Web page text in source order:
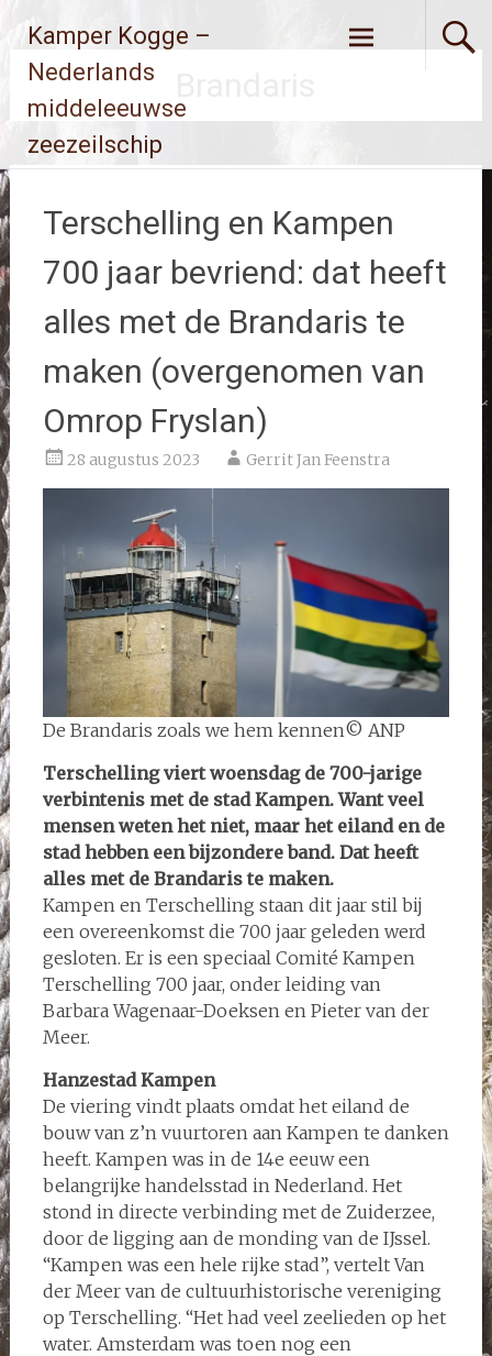
naarKamper Kogge –
Nederlands
middeleeuwse
zeezeilschip
Terschelling en Kampen
700 jaar bevriend: dat heeft
alles met de Brandaris te
maken (overgenomen van
Omrop Fryslan)
28 augustus 2023 Gerrit Jan Feenstra
De Brandaris zoals we hem kennen© ANP
Terschelling viert woensdag de 700-jarige
verbintenis met de stad Kampen. Want veel
mensen weten het niet, maar het eiland en de
stad hebben een bijzondere band. Dat heeft
alles met de Brandaris te maken.
Kampen en Terschelling staan dit jaar stil bij
een overeenkomst die 700 jaar geleden werd
gesloten. Er is een speciaal Comité Kampen
Terschelling 700 jaar, onder leiding van
Barbara Wagenaar-Doeksen en Pieter van der
Meer.
Hanzestad Kampen
De viering vindt plaats omdat het eiland de
bouw van z’n vuurtoren aan Kampen te danken
heeft. Kampen was in de 14e eeuw een
belangrijke handelsstad in Nederland. Het
stond in directe verbinding met de Zuiderzee,
door de ligging aan de monding van de IJssel.
“Kampen was een hele rijke stad”, vertelt Van
der Meer van de cultuurhistorische vereniging
op Terschelling. “Het had veel zeelieden op het
water. Amsterdam was toen nog een